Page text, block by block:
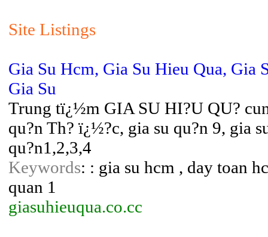
Site Listings
Gia Su Hcm, Gia Su Hieu Qua, Gia
Gia Su
Trung tï¿½m GIA SU HI?U QU?
qu?n Th? ï¿½?c, gia su qu?n 9, gia
qu?n1,2,3,4
Keywords: : gia su hcm , day toan
quan 1
giasuhieuqua.co.cc